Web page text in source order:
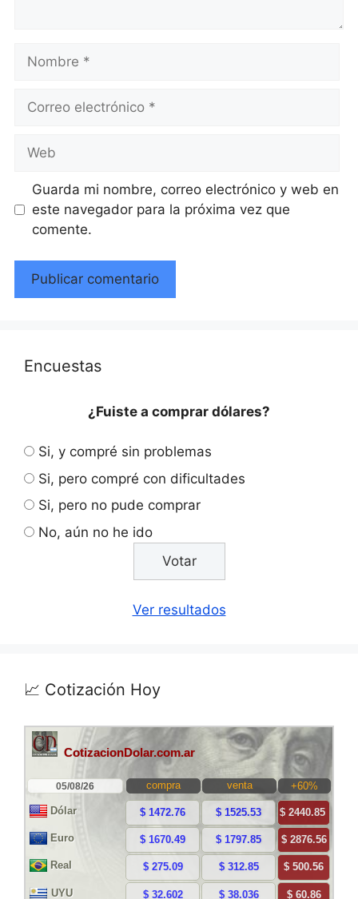
Nombre
Correo
Web
Guarda mi nombre, correo electrónico y web en
este navegador para la próxima vez que
comente.
Encuestas
¿Fuiste a comprar dólares?
Si, y compré sin problemas
Si, pero compré con dificultades
Si, pero no pude comprar
No, aún no he ido
Ver resultados
📈 Cotización Hoy